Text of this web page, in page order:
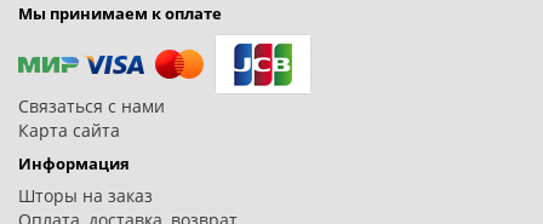
Мы принимаем к оплате
Связаться с нами
Карта сайта
Информация
Шторы на заказ